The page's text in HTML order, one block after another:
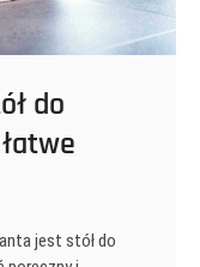
do
jest stół do